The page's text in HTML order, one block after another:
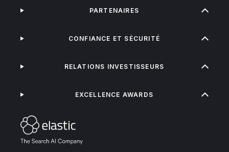
PARTENAIRES
CONFIANCE ET SÉCURITÉ
RELATIONS INVESTISSEURS
EXCELLENCE AWARDS